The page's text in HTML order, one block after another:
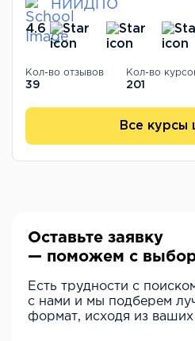
НИИДПО
4.6
Кол-во отзывов
39
Кол-во
201
Все курсы
Оставьте заявку
— поможем с
Есть трудности с
с нами и мы подберем
формат, исходя из ваших